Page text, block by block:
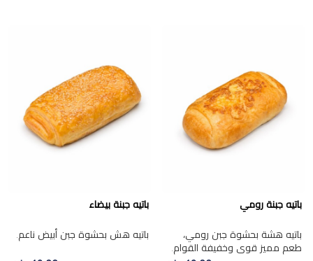
باتيه جبنة رومي
باتيه هشة بحشوة جبن رومي،
طعم مميز قوي وخفيفة القوام.
باتيه جبنة بيضاء
باتيه هش بحشوة جبن أبيض ناعم.